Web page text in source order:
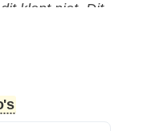
klopt niet. Dit